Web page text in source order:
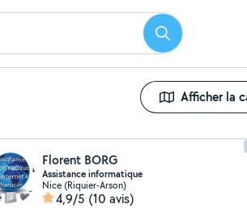
Rechercher
Afficher la
Florent BORG
Assistance informatique
Nice (Riquier-Arson)
4,9/5 (10 avis)